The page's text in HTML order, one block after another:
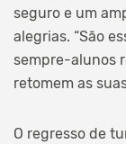
seguro e um
alegrias. “São
sempre-alunos
retomem as
O regresso de